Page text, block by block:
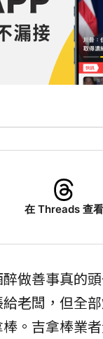
在 Threads 查看
做善事真的
老闆，但全
。吉拿棒業